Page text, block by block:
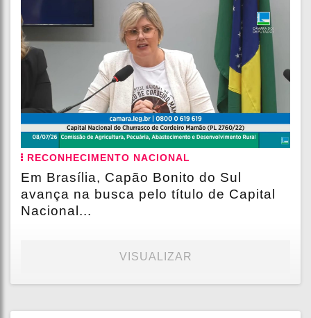
RECONHECIMENTO NACIONAL
Em Brasília, Capão Bonito do Sul
avança na busca pelo título de Capital
Nacional...
VISUALIZAR